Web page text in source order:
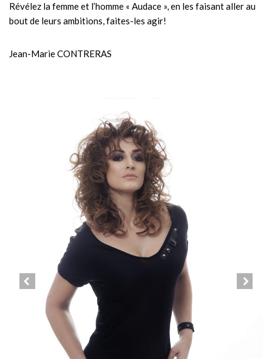
Révélez la femme et l’homme « Audace », en les faisant aller au
bout de leurs ambitions, faites-les agir!
Jean-Marie CONTRERAS